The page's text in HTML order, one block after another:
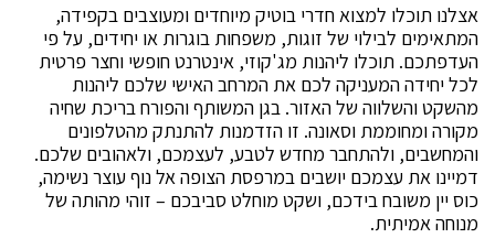
אצלנו תוכלו למצוא חדרי בוטיק מיוחדים ומעוצבים בקפידה,
המתאימים לבילוי של זוגות, משפחות בוגרות או יחידים, על פי
העדפתכם. תוכלו ליהנות מג'קוזי, אינטרנט חופשי וחצר פרטית
לכל יחידה המעניקה לכם את המרחב האישי שלכם ליהנות
מהשקט והשלווה של האזור. בגן המשותף והפורח בריכת שחיה
מקורה ומחוממת וסאונה. זו הזדמנות להתנתק מהטלפונים
והמחשבים, ולהתחבר מחדש לטבע, לעצמכם, ולאהובים שלכם.
דמיינו את עצמכם יושבים במרפסת הצופה אל נוף עוצר נשימה,
כוס יין משובח בידכם, ושקט מוחלט סביבכם – זוהי מהותה של
מנוחה אמיתית.